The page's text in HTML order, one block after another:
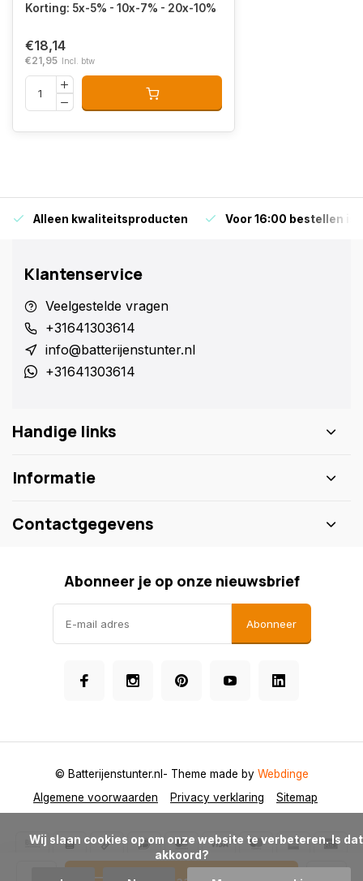
Korting: 5x-5% - 10x-7% - 20x-10%
€18,14
€21,95 Incl. btw
Alleen kwaliteitsproducten Voor 16:00 bestellen is
Klantenservice
Veelgestelde vragen
+31641303614
info@batterijenstunter.nl
+31641303614
Handige links
Informatie
Contactgegevens
Abonneer je op onze nieuwsbrief
Abonneer
Algemene voorwaarden Privacy verklaring Sitemap
© Batterijenstunter.nl - Theme made by Webdinge
akkoord?